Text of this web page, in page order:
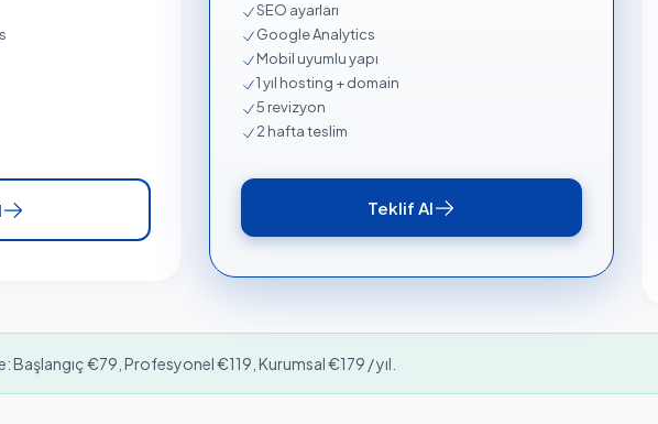
SEO ayarları
Google Analytics
Mobil uyumlu yapı
1 yıl hosting + domain
5 revizyon
2 hafta teslim
Teklif Al
Başlangıç €79, Profesyonel €119, Kurumsal €179 / yıl.